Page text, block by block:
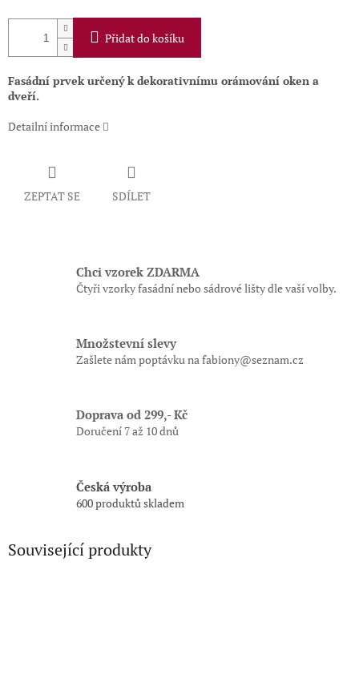
Přidat do košíku
Fasádní prvek určený k dekorativnímu orámování oken a
dveří.
Detailní informace
ZEPTAT SE SDÍLET
Chci vzorek ZDARMA
Čtyři vzorky fasádní nebo sádrové lišty dle vaší volby.
Množstevní slevy
Zašlete nám poptávku na fabiony@seznam.cz
Doprava od 299,- Kč
Doručení 7 až 10 dnů
Česká výroba
600 produktů skladem
Související produkty